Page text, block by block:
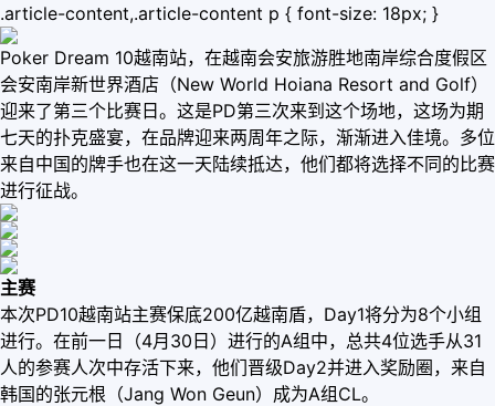
.article-content,.article-content p { font-size: 18px; }
Poker Dream 10越南站，在越南会安旅游胜地南岸综合度假区
会安南岸新世界酒店（New World Hoiana Resort and Golf）
迎来了第三个比赛日。这是PD第三次来到这个场地，这场为期
七天的扑克盛宴，在品牌迎来两周年之际，渐渐进入佳境。多位
来自中国的牌手也在这一天陆续抵达，他们都将选择不同的比赛
进行征战。
主赛
本次PD10越南站主赛保底200亿越南盾，Day1将分为8个小组
进行。在前一日（4月30日）进行的A组中，总共4位选手从31
人的参赛人次中存活下来，他们晋级Day2并进入奖励圈，来自
韩国的张元根（Jang Won Geun）成为A组CL。